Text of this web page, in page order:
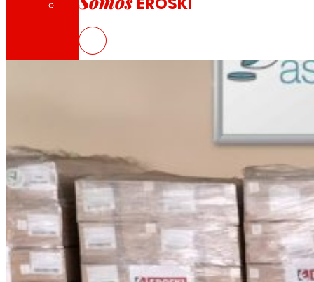
Todo nuestro ADN: un viaje por la misión, la
Cooperativa
Somos por y para las personas. Descubre
EROSKI dona 50.000